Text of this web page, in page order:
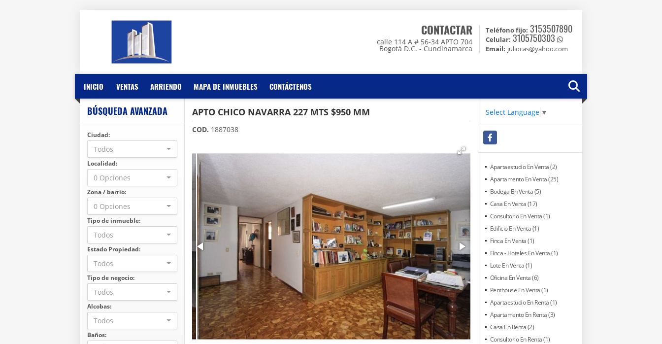
CONTACTAR
calle 114 A # 56-34 APTO 704
Bogotá D.C. - Cundinamarca
Teléfono fijo: 3153507890
Celular: 3105750303
Email: juliocas@yahoo.com
INICIO VENTAS ARRIENDO MAPA DE INMUEBLES CONTÁCTENOS
BÚSQUEDA AVANZADA
Ciudad:
Todos
Localidad:
0 Opciones
Zona / barrio:
0 Opciones
Tipo de inmueble:
Todos
Estado Propiedad:
Todos
Tipo de negocio:
Todos
Alcobas:
Todos
Baños:
APTO CHICO NAVARRA 227 MTS $950 MM
COD. 1887038
Select Language ▼
Facebook
Apartaestudio En Venta (2)
Apartamento En Venta (25)
Bodega En Venta (5)
Casa En Venta (17)
Consultorio En Venta (1)
Edificio En Venta (1)
Finca En Venta (1)
Finca - Hoteles En Venta (1)
Lote En Venta (1)
Oficina En Venta (6)
Penthouse En Venta (1)
Apartaestudio En Renta (1)
Apartamento En Renta (3)
Casa En Renta (2)
Consultorio En Renta (1)